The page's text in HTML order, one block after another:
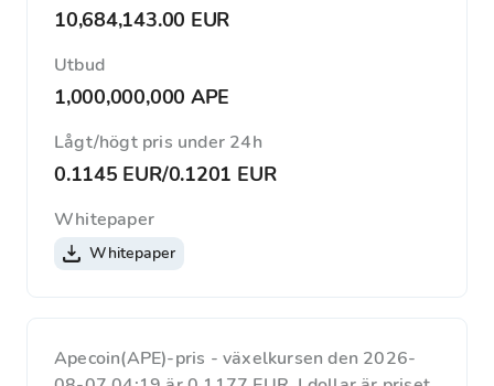
10,684,143.00 EUR
Utbud
1,000,000,000 APE
Lågt/högt pris under 24h
0.1145 EUR/0.1201 EUR
Whitepaper
Whitepaper
Apecoin(APE)-pris - växelkursen den 2026-